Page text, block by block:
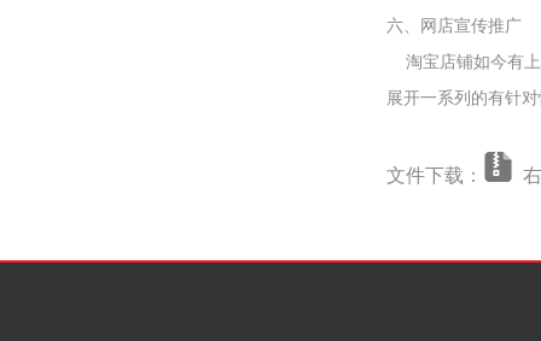
六、网店宣传推广
淘宝店铺如今有上
展开一系列的有针
文件下载：